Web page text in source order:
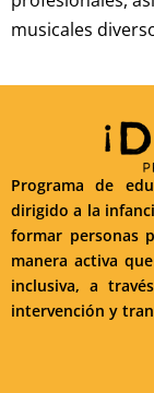
musicales
Programa de
dirigido a la
formar personas
manera activa
inclusiva, a
intervención y